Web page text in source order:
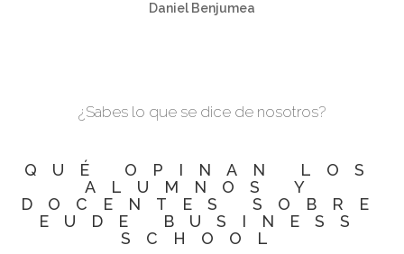
Daniel Benjumea
¿Sabes lo que se dice de nosotros?
QUÉ OPINAN LOS
ALUMNOS Y
DOCENTES SOBRE
EUDE BUSINESS
SCHOOL